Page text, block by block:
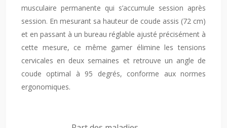
musculaire permanente qui s’accumule session après
session. En mesurant sa hauteur de coude assis (72 cm)
et en passant à un bureau réglable ajusté précisément à
cette mesure, ce même gamer élimine les tensions
cervicales en deux semaines et retrouve un angle de
coude optimal à 95 degrés, conforme aux normes
ergonomiques.